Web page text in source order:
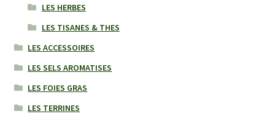
LES HERBES
LES TISANES & THES
LES ACCESSOIRES
LES SELS AROMATISES
LES FOIES GRAS
LES TERRINES